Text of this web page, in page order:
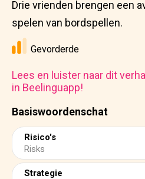
Basiswoordenschat
Risico's
Risks
Strategie
Drie vrienden brengen een
spelen van bordspellen.
Gevorderde
Lees en luister naar dit
in Beelinguapp!